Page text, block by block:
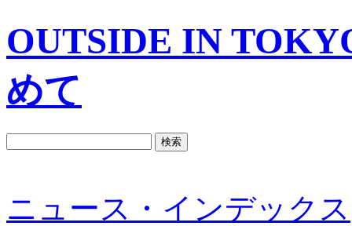
OUTSIDE IN
めて
ニュース・インデックス